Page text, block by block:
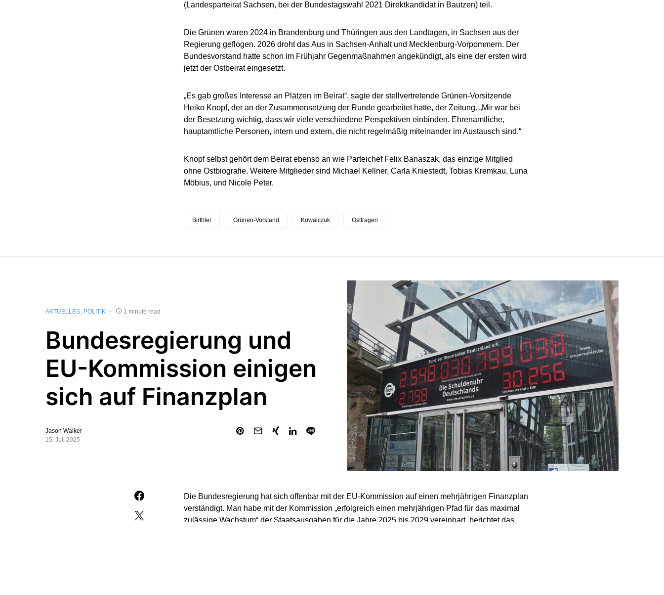
(Landesparteirat Sachsen, bei der Bundestagswahl 2021 Direktkandidat in Bautzen) teil.
Die Grünen waren 2024 in Brandenburg und Thüringen aus den Landtagen, in Sachsen aus der
Regierung geflogen. 2026 droht das Aus in Sachsen-Anhalt und Mecklenburg-Vorpommern. Der
Bundesvorstand hatte schon im Frühjahr Gegenmaßnahmen angekündigt, als eine der ersten wird
jetzt der Ostbeirat eingesetzt.
„Es gab großes Interesse an Plätzen im Beirat“, sagte der stellvertretende Grünen-Vorsitzende
Heiko Knopf, der an der Zusammensetzung der Runde gearbeitet hatte, der Zeitung. „Mir war bei
der Besetzung wichtig, dass wir viele verschiedene Perspektiven einbinden. Ehrenamtliche,
hauptamtliche Personen, intern und extern, die nicht regelmäßig miteinander im Austausch sind.“
Knopf selbst gehört dem Beirat ebenso an wie Parteichef Felix Banaszak, das einzige Mitglied
ohne Ostbiografie. Weitere Mitglieder sind Michael Kellner, Carla Kniestedt, Tobias Kremkau, Luna
Möbius, und Nicole Peter.
Birthler Grünen-Vorstand Kowalczuk Ostfragen
AKTUELLES POLITIK 1 minute read
Bundesregierung und
EU-Kommission einigen
sich auf Finanzplan
Jason Walker
15. Juli 2025
Die Bundesregierung hat sich offenbar mit der EU-Kommission auf einen mehrjährigen Finanzplan
verständigt. Man habe mit der Kommission „erfolgreich einen mehrjährigen Pfad für das maximal
zulässige Wachstum“ der Staatsausgaben für die Jahre 2025 bis 2029 vereinbart, berichtet das